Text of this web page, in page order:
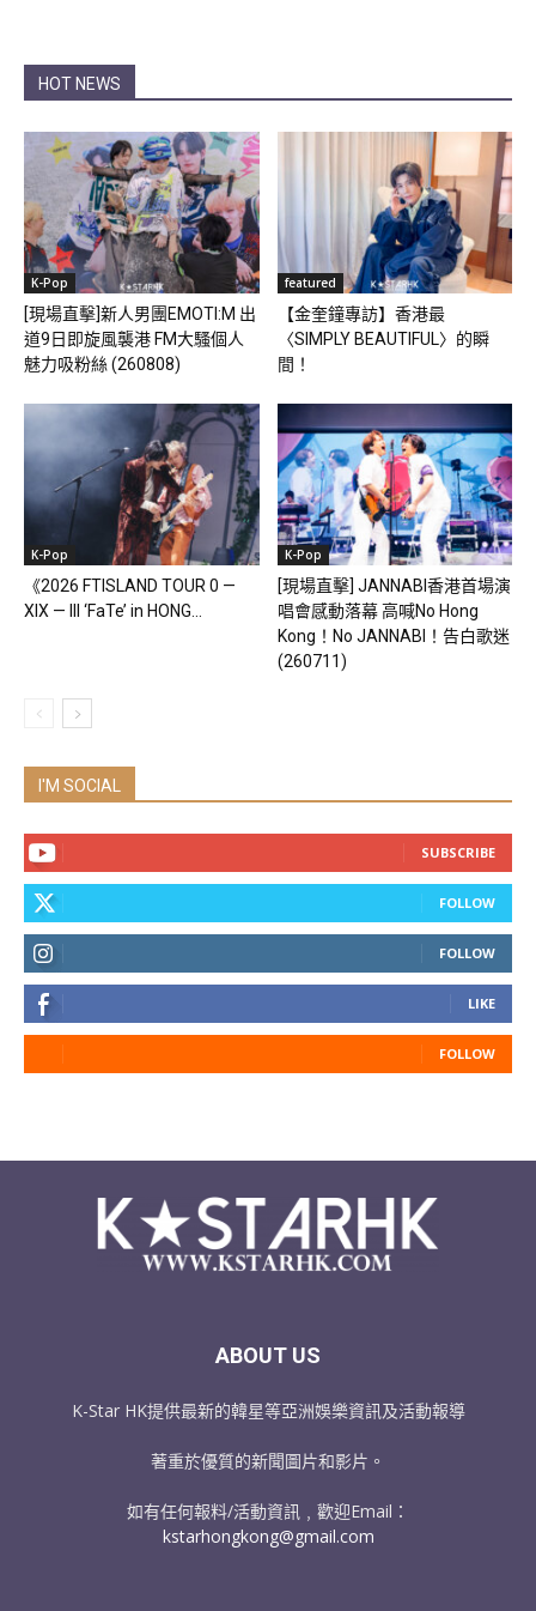
HOT NEWS
K-Pop
[現場直擊]新人男團EMOTI:M 出
道9日即旋風襲港 FM大騷個人
魅力吸粉絲 (260808)
featured
【金奎鐘專訪】香港最
〈SIMPLY BEAUTIFUL〉的瞬
間！
K-Pop
《2026 FTISLAND TOUR 0 —
XIX — III ‘FaTe’ in HONG...
K-Pop
[現場直擊] JANNABI香港首場演
唱會感動落幕 高喊No Hong
Kong！No JANNABI！告白歌迷
(260711)
I'M SOCIAL
SUBSCRIBE
FOLLOW
FOLLOW
LIKE
FOLLOW
ABOUT US
K-Star HK提供最新的韓星等亞洲娛樂資訊及活動報導
著重於優質的新聞圖片和影片。
如有任何報料/活動資訊﹐歡迎Email：
kstarhongkong@gmail.com